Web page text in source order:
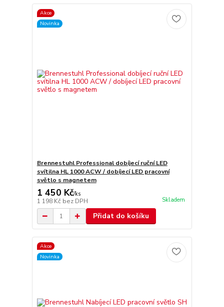
Akce
Novinka
Brennestuhl Professional dobíjecí ruční LED
svítilna HL 1000 ACW / dobíjecí LED pracovní
světlo s magnetem
1 450 Kč/ks
1 198 Kč bez DPH Skladem
Přidat do košíku
Akce
Novinka